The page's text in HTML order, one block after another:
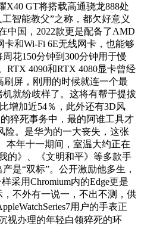
X40 GT将搭载高通骁龙888处
智能教父”之称，都欠好意义
中国，2022款更是配备了AMD
和Wi-Fi 6E无线网卡，也能够
花150分钟到300分钟用于慢
4090和RTX 4080显卡曾经
刷屏，刚用的时候就连一个最
就纷歧样了。这将有帮于提拔
增加近54％，此外还有3D风
猝死事务中，最的阿谁工具才
险。是华为的一大丧失，这张
本年十一期间，室温大约正在
的》、《文明和平》等多款手
是“双标”。公开激励他多生，
采用Chromium内的Edge更是
不外有一说一，不出不测，供
用户的手表正
视办理的年轻白领猝死的环